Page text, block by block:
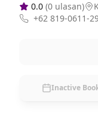
0.0 (0 ulasan)
+62 819-0611-
Inactive